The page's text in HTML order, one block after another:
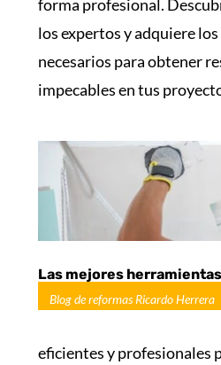
forma profesional.
los expertos y adquiere
necesarios para obtener
impecables en tus
Las mejores
Blog de reformas Ricardo Herrera
eficientes y profesionales